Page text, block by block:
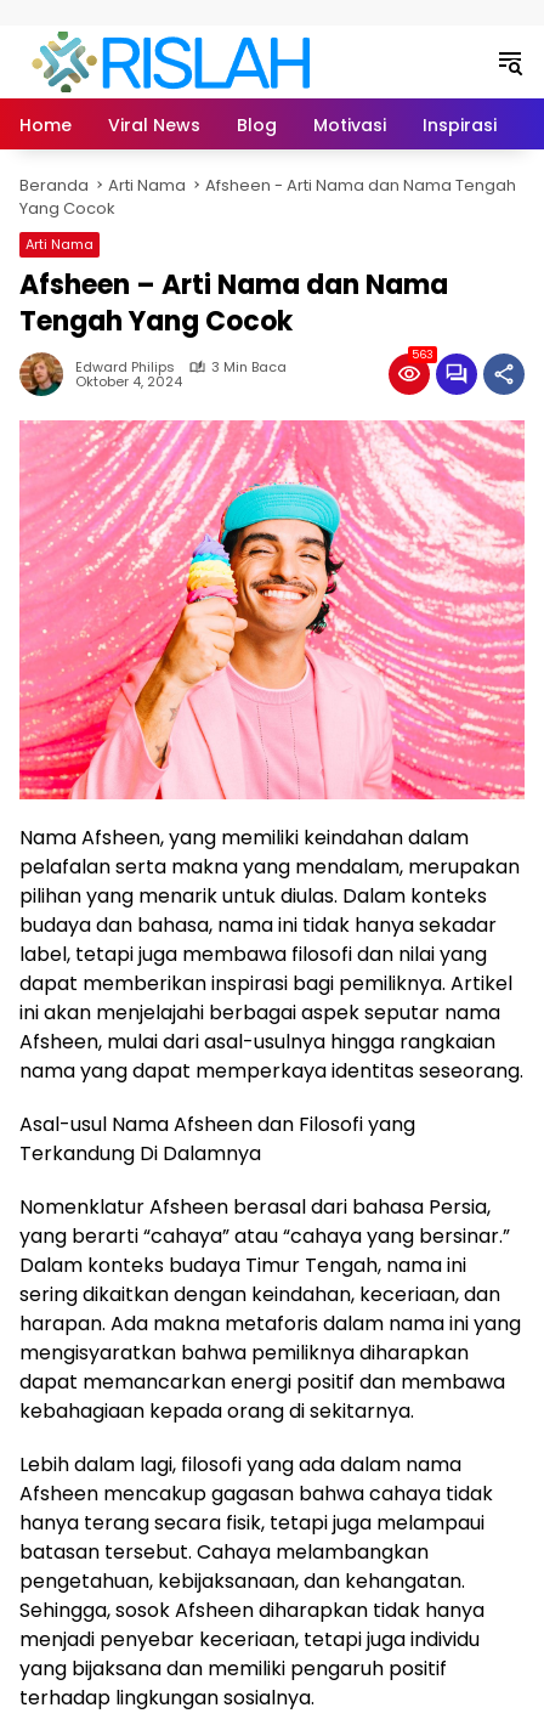
Home Viral News Blog Motivasi Inspirasi
Beranda Arti Nama
Afsheen - Arti Nama dan Nama Tengah
Yang Cocok
Arti Nama
Afsheen – Arti Nama dan Nama
Tengah Yang Cocok
Edward Philips 3 Min Baca
Oktober 4, 2024
563
Nama Afsheen, yang memiliki keindahan dalam
pelafalan serta makna yang mendalam, merupakan
pilihan yang menarik untuk diulas. Dalam konteks
budaya dan bahasa, nama ini tidak hanya sekadar
label, tetapi juga membawa filosofi dan nilai yang
dapat memberikan inspirasi bagi pemiliknya. Artikel
ini akan menjelajahi berbagai aspek seputar nama
Afsheen, mulai dari asal-usulnya hingga rangkaian
nama yang dapat memperkaya identitas seseorang.
Asal-usul Nama Afsheen dan Filosofi yang
Terkandung Di Dalamnya
Nomenklatur Afsheen berasal dari bahasa Persia,
yang berarti “cahaya” atau “cahaya yang bersinar.”
Dalam konteks budaya Timur Tengah, nama ini
sering dikaitkan dengan keindahan, keceriaan, dan
harapan. Ada makna metaforis dalam nama ini yang
mengisyaratkan bahwa pemiliknya diharapkan
dapat memancarkan energi positif dan membawa
kebahagiaan kepada orang di sekitarnya.
Lebih dalam lagi, filosofi yang ada dalam nama
Afsheen mencakup gagasan bahwa cahaya tidak
hanya terang secara fisik, tetapi juga melampaui
batasan tersebut. Cahaya melambangkan
pengetahuan, kebijaksanaan, dan kehangatan.
Sehingga, sosok Afsheen diharapkan tidak hanya
menjadi penyebar keceriaan, tetapi juga individu
yang bijaksana dan memiliki pengaruh positif
terhadap lingkungan sosialnya.